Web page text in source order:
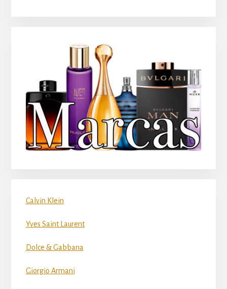
Calvin Klein
Yves Saint Laurent
Dolce & Gabbana
Giorgio Armani